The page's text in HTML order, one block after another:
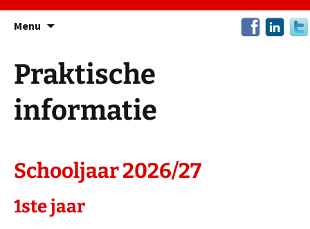
Menu
inhoud
Praktische
informatie
Schooljaar 2026/27
1ste jaar